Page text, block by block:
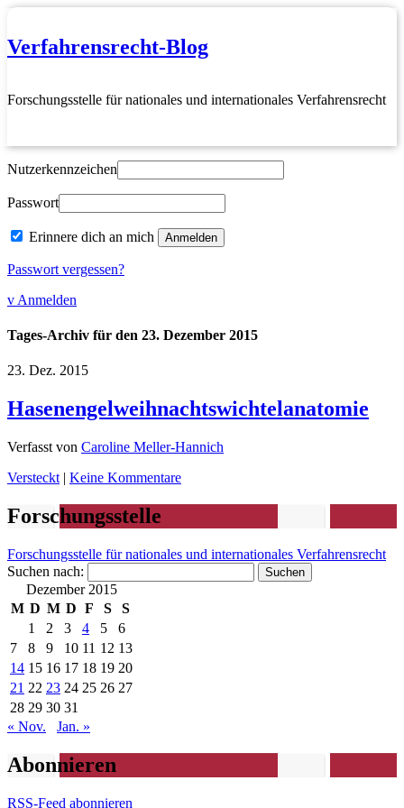
Verfahrensrecht-Blog
Forschungsstelle für nationales und internationales Verfahrensrecht
Nutzerkennzeichen
Passwort
Erinnere dich an mich
Passwort vergessen?
v Anmelden
Tages-Archiv für den 23. Dezember 2015
23. Dez. 2015
Hasenengelweihnachtswichtelanatomie
Verfasst von Caroline Meller-Hannich
Versteckt | Keine Kommentare
Forschungsstelle
Forschungsstelle für nationales und internationales Verfahrensrecht
Suchen nach:
Dezember 2015
M D M D F S
S
1
2 3 4 5
6
7
8 9 10 11 12 13
14 15 16 17 18 19 20
21 22 23 24 25 26 27
28 29 30 31
« Nov.
Jan. »
Abonnieren
RSS-Feed abonnieren